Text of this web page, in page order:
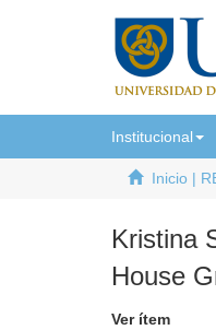
Institucional
Inicio |
Kristina
House
Ver ítem